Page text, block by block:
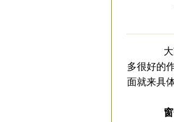
大家
多很好的
面就来具